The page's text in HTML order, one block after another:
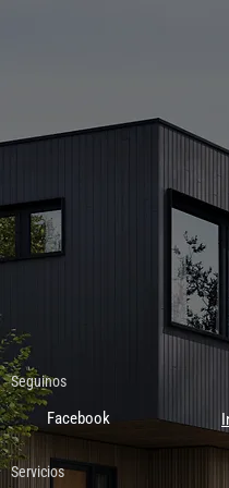
Seguinos
Facebook
Servicios